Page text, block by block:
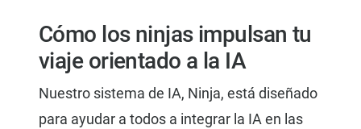
Cómo los ninjas impulsan tu
viaje orientado a la IA
Nuestro sistema de IA, Ninja, está diseñado
para ayudar a todos a integrar la IA en las